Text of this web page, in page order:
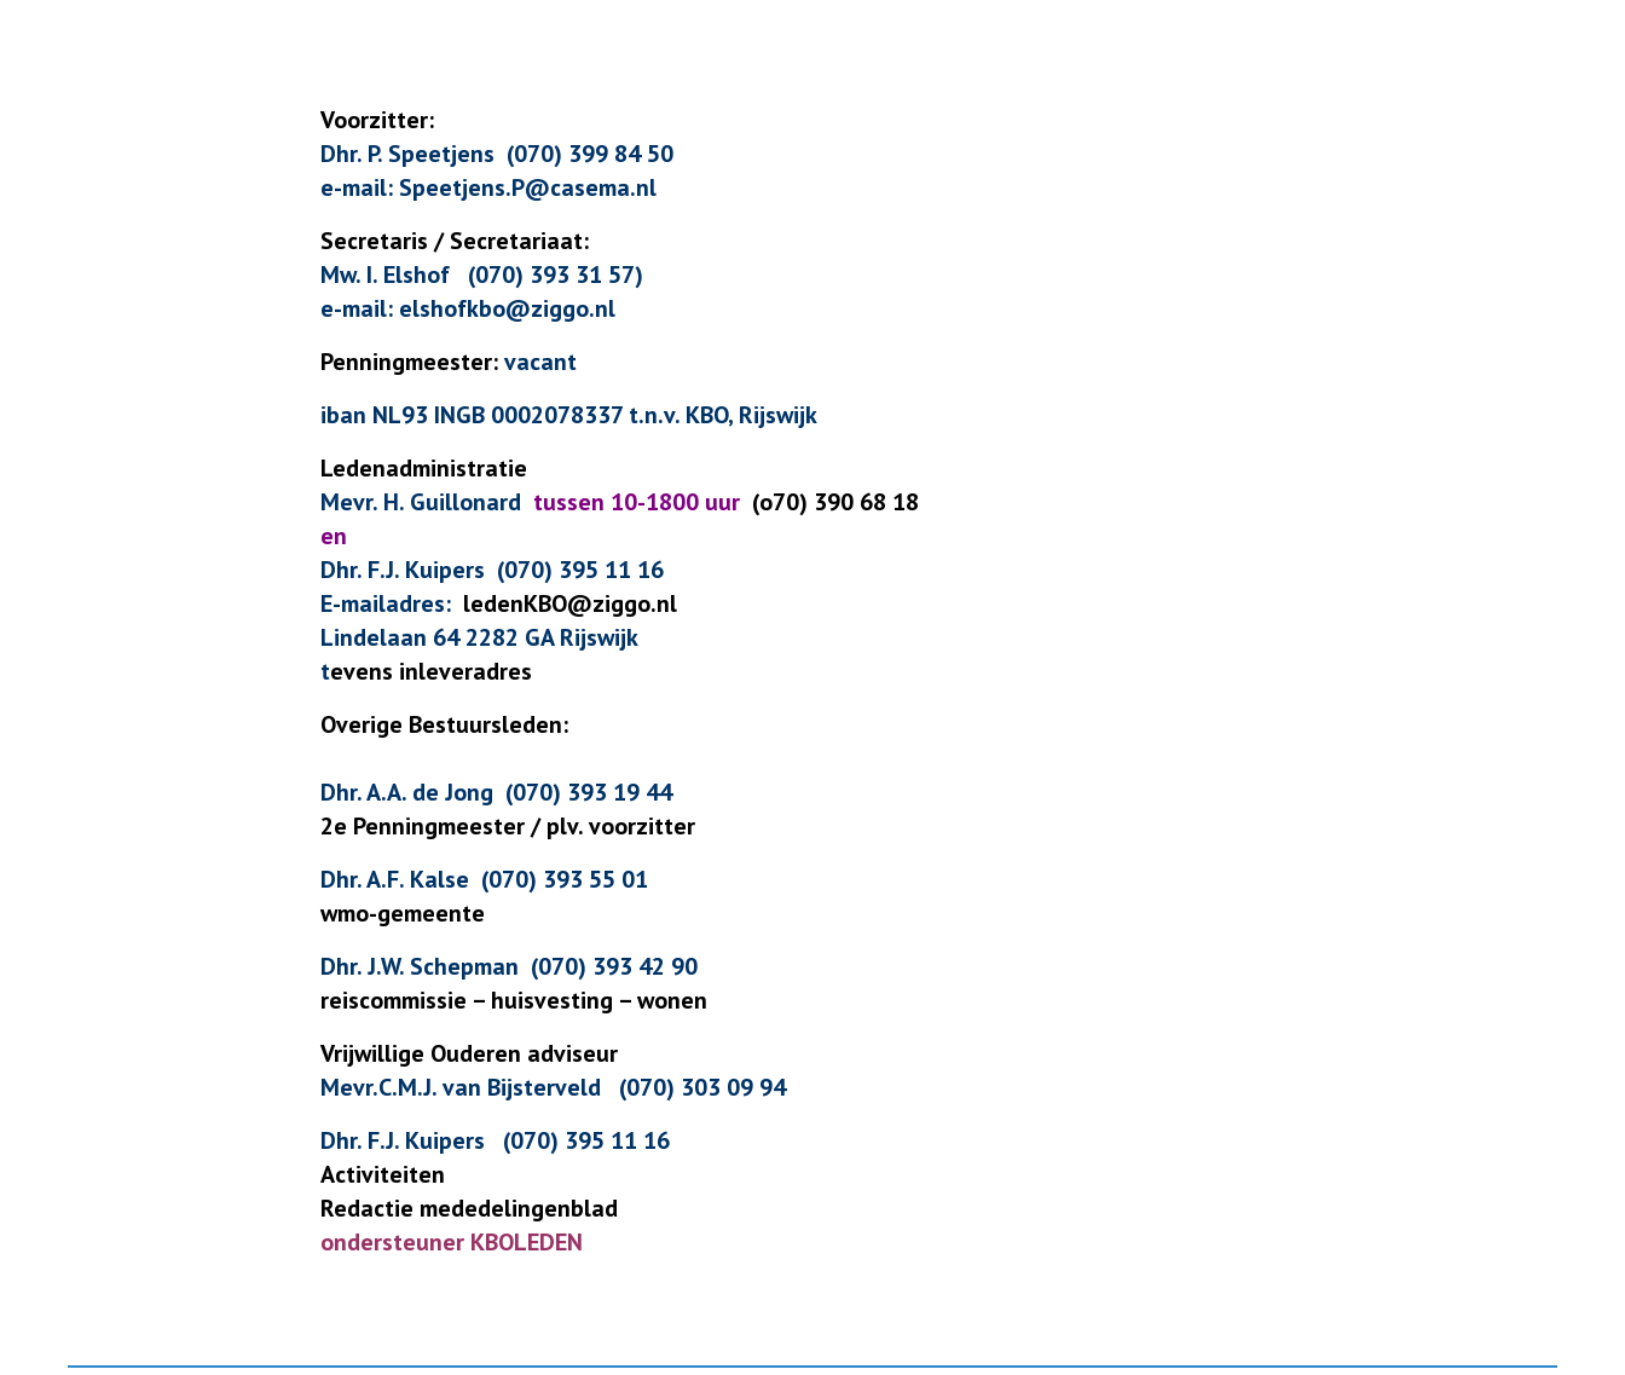
Voorzitter:
Dhr. P. Speetjens (070) 399 84 50
e-mail: Speetjens.P@casema.nl
Secretaris / Secretariaat:
Mw. I. Elshof (070) 393 31 57)
e-mail: elshofkbo@ziggo.nl
Penningmeester:vacant
iban NL93 INGB 0002078337 t.n.v. KBO, Rijswijk
Ledenadministratie
Mevr. H. Guillonard tussen 10-1800 uur (o70) 390 68 18
en
Dhr. F.J. Kuipers (070) 395 11 16
E-mailadres: ledenKBO@ziggo.nl
Lindelaan 64 2282 GA Rijswijk
tevens inleveradres
Overige Bestuursleden:
Dhr. A.A. de Jong (070) 393 19 44
2e Penningmeester / plv. voorzitter
Dhr. A.F. Kalse (070) 393 55 01
wmo-gemeente
Dhr. J.W. Schepman (070) 393 42 90
reiscommissie – huisvesting – wonen
Vrijwillige Ouderen adviseur
Mevr.C.M.J. van Bijsterveld (070) 303 09 94
Dhr. F.J. Kuipers
(070) 395 11 16
Activiteiten
Redactie mededelingenblad
ondersteuner KBOLEDEN